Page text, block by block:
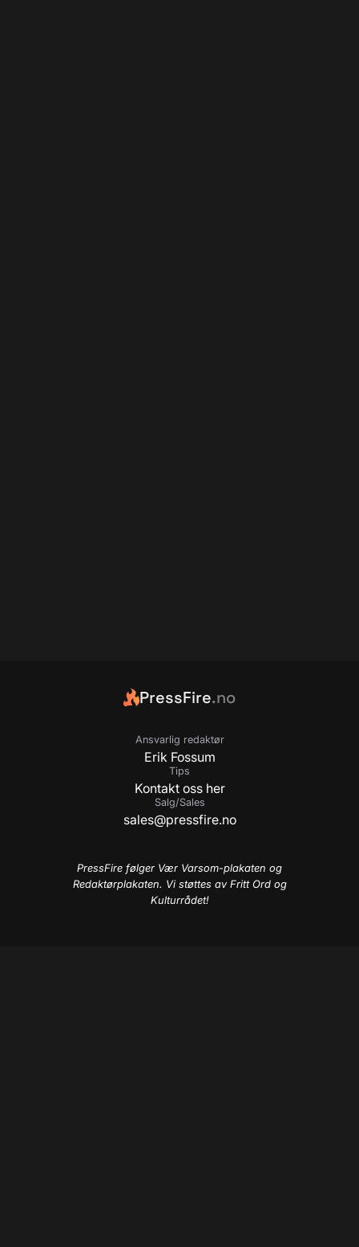
PressFire.no
Ansvarlig redaktør
Erik Fossum
Tips
Kontakt oss her
Salg/Sales
sales@pressfire.no
PressFire følger Vær Varsom-plakaten og
Redaktørplakaten. Vi støttes av Fritt Ord og
Kulturrådet!